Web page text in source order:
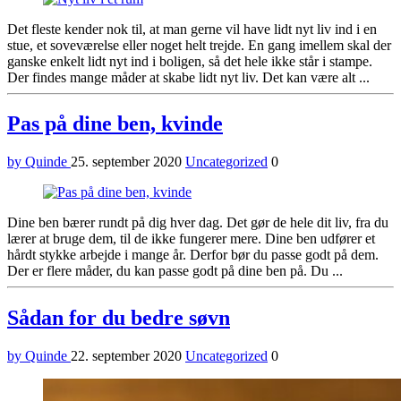
Det fleste kender nok til, at man gerne vil have lidt nyt liv ind i en
stue, et soveværelse eller noget helt trejde. En gang imellem skal der
ganske enkelt lidt nyt ind i boligen, så det hele ikke står i stampe.
Der findes mange måder at skabe lidt nyt liv. Det kan være alt ...
Pas på dine ben, kvinde
by Quinde 25. september 2020 Uncategorized 0
Dine ben bærer rundt på dig hver dag. Det gør de hele dit liv, fra du
lærer at bruge dem, til de ikke fungerer mere. Dine ben udfører et
hårdt stykke arbejde i mange år. Derfor bør du passe godt på dem.
Der er flere måder, du kan passe godt på dine ben på. Du ...
Sådan for du bedre søvn
by Quinde 22. september 2020 Uncategorized 0